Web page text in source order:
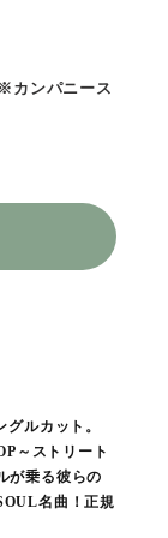
カンパニース
ルカット。
～ストリート
が乗る彼らの
名曲！正規